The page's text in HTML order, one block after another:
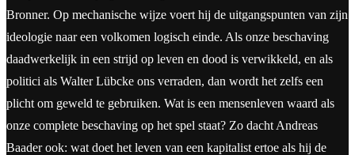
Bronner. Op mechanische wijze voert hij de uitgangspunten van zijn
ideologie naar een volkomen logisch einde. Als onze beschaving
daadwerkelijk in een strijd op leven en dood is verwikkeld, en als
politici als Walter Lübcke ons verraden, dan wordt het zelfs een
plicht om geweld te gebruiken. Wat is een mensenleven waard als
onze complete beschaving op het spel staat? Zo dacht Andreas
Baader ook: wat doet het leven van een kapitalist ertoe als hij de